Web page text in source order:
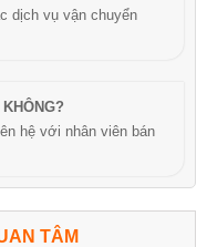
dịch vụ vận chuyển
hệ với nhân viên bán
TÂM